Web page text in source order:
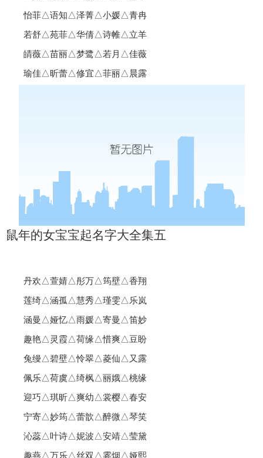
怡菲△语知△泽菁△小媛△青冉
若舒△苑菲△华倩△诗帷△立羊
皘薇△苗丽△梦鹭△若月△佳薇
瑜佳△昕蕾△修宜△菲丽△晨露
鼠年的女宝宝起名字大全集五
丹欢△萱婧△彤万△筠壁△香翔
莲绮△涵孤△慧秀△瑾雯△乐岚
涵曼△娅忆△雨媛△寄曼△笛妙
趣艳△灵霞△荷缘△惜爽△豆盼
兔缦△碧壁△怜翠△菱仙△又露
佩乐△荷虞△绮枫△丽娥△桃缘
迎巧△琪昕△爽幼△裳樱△春安
宁寄△妙筠△蕾歆△醉微△琴笑
沁蕊△叶诗△妮波△安靖△莹黛
趣燕△万乐△丝双△霎烟△娅熙